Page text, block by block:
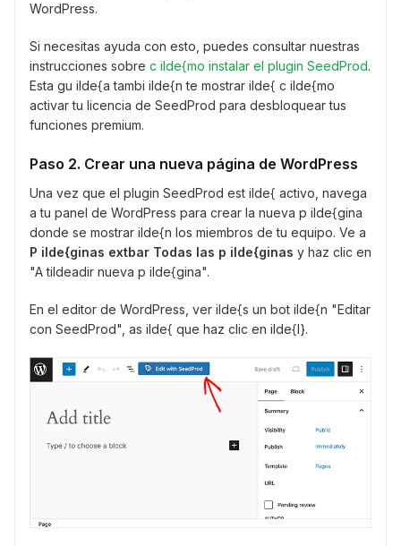
WordPress.
Si necesitas ayuda con esto, puedes consultar nuestras
instrucciones sobre c ilde{mo instalar el plugin SeedProd.
Esta gu ilde{a tambi ilde{n te mostrar ilde{ c ilde{mo
activar tu licencia de SeedProd para desbloquear tus
funciones premium.
Paso 2. Crear una nueva página de WordPress
Una vez que el plugin SeedProd est ilde{ activo, navega
a tu panel de WordPress para crear la nueva p ilde{gina
donde se mostrar ilde{n los miembros de tu equipo. Ve a
P ilde{ginas extbar Todas las p ilde{ginas y haz clic en
"A tildeadir nueva p ilde{gina".
En el editor de WordPress, ver ilde{s un bot ilde{n "Editar
con SeedProd", as ilde{ que haz clic en ilde{l}.